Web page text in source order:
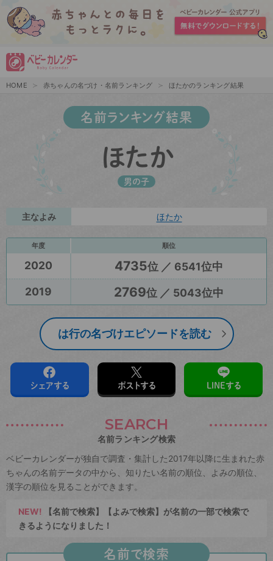
HOME 赤ちゃんの名づけ・名前ランキング ほたかのランキング結果
名前ランキング結果
ほたか
男の子
主なよみ ほたか
年度 順位
2020 4735位 ／ 6541位中
2019
2769位 ／ 5043位中
は行の名づけエピソードを読む
シェアする ポストする LINEする
SEARCH
名前ランキング検索
ベビーカレンダーが独自で調査・集計した2017年以降に生まれた赤
ちゃんの名前データの中から、知りたい名前の順位、よみの順位、
漢字の順位を見ることができます。
NEW! 【名前で検索】【よみで検索】が名前の一部で検索で
きるようになりました！
名前で検索